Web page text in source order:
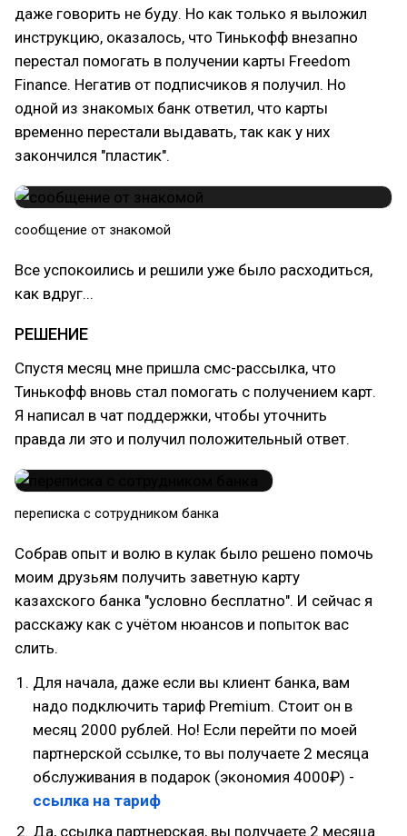
даже говорить не буду. Но как только я выложил
инструкцию, оказалось, что Тинькофф внезапно
перестал помогать в получении карты Freedom
Finance. Негатив от подписчиков я получил. Но
одной из знакомых банк ответил, что карты
временно перестали выдавать, так как у них
закончился "пластик".
сообщение от знакомой
Все успокоились и решили уже было расходиться,
как вдруг...
РЕШЕНИЕ
Спустя месяц мне пришла смс-рассылка, что
Тинькофф вновь стал помогать с получением карт.
Я написал в чат поддержки, чтобы уточнить
правда ли это и получил положительный ответ.
переписка с сотрудником банка
Собрав опыт и волю в кулак было решено помочь
моим друзьям получить заветную карту
казахского банка "условно бесплатно". И сейчас я
расскажу как с учётом нюансов и попыток вас
слить.
Для начала, даже если вы клиент банка, вам
надо подключить тариф Premium. Стоит он в
месяц 2000 рублей. Но! Если перейти по моей
партнерской ссылке, то вы получаете 2 месяца
обслуживания в подарок (экономия 4000₽) -
ссылка на тариф
Да, ссылка партнерская, вы получаете 2 месяца